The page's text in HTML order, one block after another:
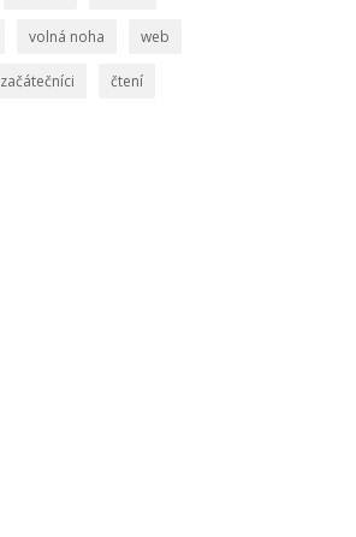
volná noha web
začátečníci čtení